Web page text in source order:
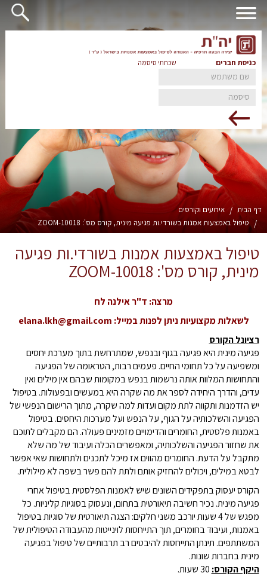
כניסת חברים שכחתי סיסמה
דף הבית / אירועים וקורסים
/ טיפול באמצעות אמנות בשורדי.ות פגיעה מינית, קורס מס': 10018-ZOOM
טיפול באמצעות אמנות בשורדי.ות פגיעה
מינית, קורס מס': 10018-ZOOM
מרצה: ד"ר אילנה לח
לשאלות מקצועיות ניתן לפנות במייל: elana.lkh@gmail.com
רציונל הקורס
פגיעה מינית היא פגיעה בגוף ובנפש, שמתרחשת בתוך מערכת יחסים
ומשפיעה על כל תחומי החיים. פעמים רבות, הטראומה של הפגיעה
והתחושות המלוות אותה נרשמות בנפש במקומות שבהם אין מילים ואין
עדים, והדרך היחידה לספר את מה שקרה היא במעשים ובפעולות. בטיפול
יש הזדמנות ותקווה לתת מקום ועדות למה שקרה, מתוך הרישום הנפשי של
הפגיעה והשלכותיה על הגוף, על הנפש ועל מערכות היחסים. בטיפול
באמנות פלסטית, החומרים והדימויים מזמינים פעולה. הם מקבלים לתוכם
את שחזור הפגיעה והשלכותיה, ומאפשרים הכלה ועיבוד של מה שלא
מתקבל על הדעת. החומרים מהווים אז מיכל לתכנים ולתחושות שאי אפשר
לבטא במילים, ויכולים להחזיק אותם ולתת להם פשר בשפה לא מילולית.
הקורס יעסוק בתפקידים השונים שיש לאמנות הפלסטית בטיפול אחרי
פגיעה מינית. נכיר חשיבה תיאורטית בתחום, ונעסוק בסוגיות קליניות. כל
מפגש של 4 שעות יורכב משני חלקים: הצגה תיאורטית של סוגיות בטיפול
באמנות, ועיבוד בחומרים, תוך התייחסות לוינייטות מהעבודה הטיפולית של
המשתתפים. תינתן התייחסות להיבטים רב תרבותיים של טיפול בפגיעה
מינית בחברות שונות.
היקף הקורס: